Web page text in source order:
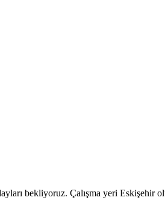
bekliyoruz. Çalışma yeri Eskişehir